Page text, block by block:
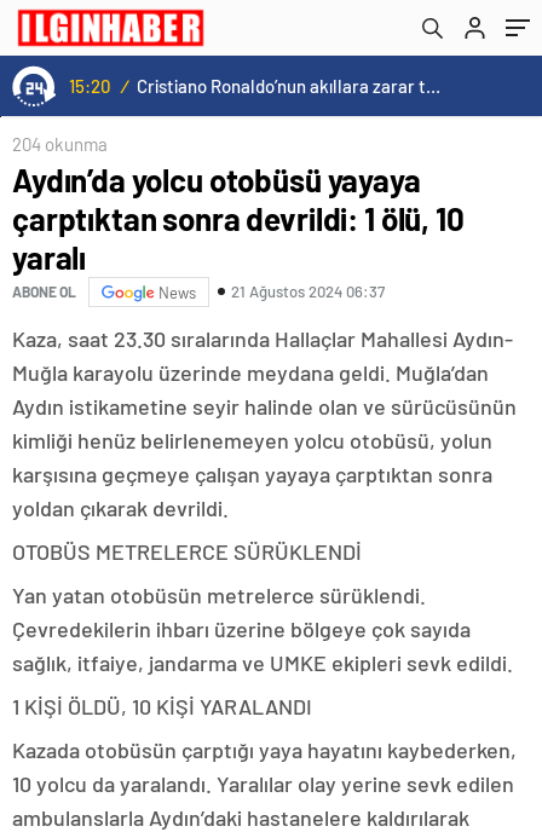
15:20 / Cristiano Ronaldo’nun akıllara zarar tüm kariyerinin istatistiğini çıkardık !
204 okunma
Aydın’da yolcu otobüsü yayaya
çarptıktan sonra devrildi: 1 ölü, 10
yaralı
ABONE OL News 21 Ağustos 2024 06:37
Kaza, saat 23.30 sıralarında Hallaçlar Mahallesi Aydın-
Muğla karayolu üzerinde meydana geldi. Muğla’dan
Aydın istikametine seyir halinde olan ve sürücüsünün
kimliği henüz belirlenemeyen yolcu otobüsü, yolun
karşısına geçmeye çalışan yayaya çarptıktan sonra
yoldan çıkarak devrildi.
OTOBÜS METRELERCE SÜRÜKLENDİ
Yan yatan otobüsün metrelerce sürüklendi.
Çevredekilerin ihbarı üzerine bölgeye çok sayıda
sağlık, itfaiye, jandarma ve UMKE ekipleri sevk edildi.
1 KİŞİ ÖLDÜ, 10 KİŞİ YARALANDI
Kazada otobüsün çarptığı yaya hayatını kaybederken,
10 yolcu da yaralandı. Yaralılar olay yerine sevk edilen
ambulanslarla Aydın’daki hastanelere kaldırılarak